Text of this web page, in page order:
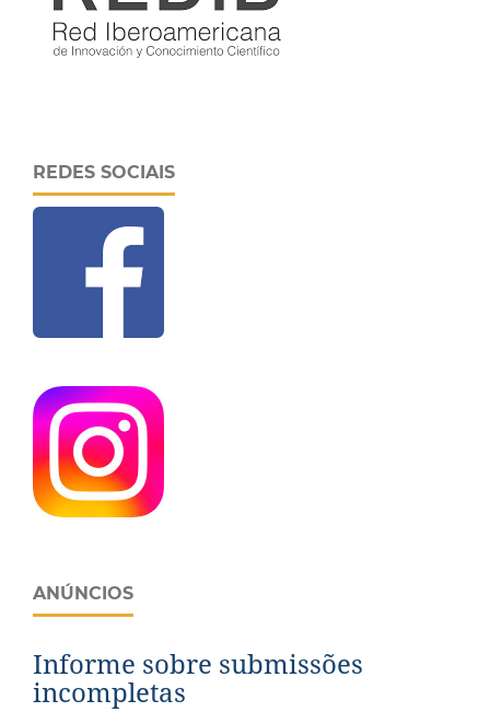
REDES SOCIAIS
ANÚNCIOS
Informe sobre submissões
incompletas